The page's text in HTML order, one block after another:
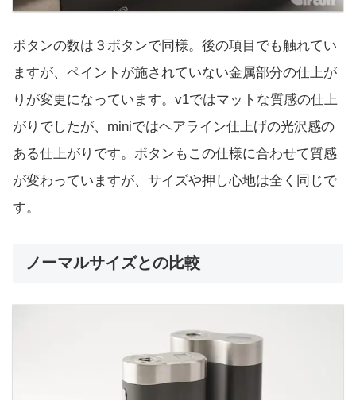
ボタンの数は３ボタンで同様。後の項目でも触れてい
ますが、ペイントが施されていない金属部分の仕上が
りが変更になっています。v1ではマットな質感の仕上
がりでしたが、miniではヘアライン仕上げの光沢感の
ある仕上がりです。ボタンもこの仕様に合わせて質感
が変わっていますが、サイズや押し心地は全く同じで
す。
ノーマルサイズとの比較